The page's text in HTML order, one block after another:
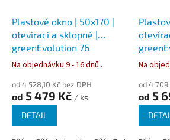
Plastové okno | 50x170 |
otevírací a sklopné |
greenEvolution 76
Na objednávku 9 - 16 dnů..
od 4 528,10 Kč bez DPH
od 5 479 Kč / ks
DETAIL
Na
od 4
od 5